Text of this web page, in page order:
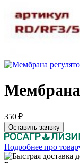
Мембрана
350 ₽
Оставить заявку
Подробнее про товар